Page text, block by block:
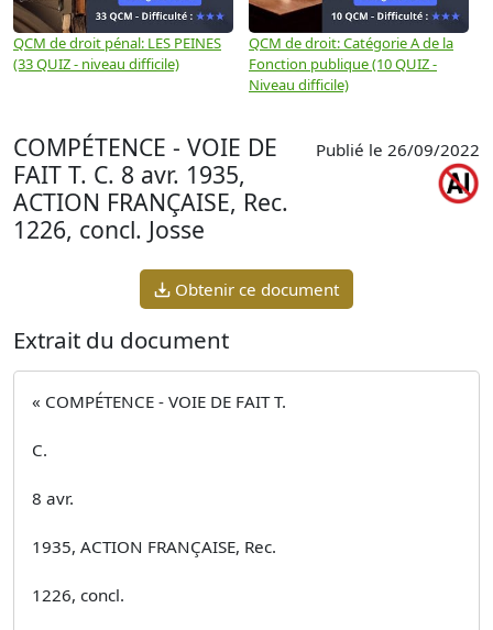
QCM de droit pénal: LES PEINES
(33 QUIZ - niveau difficile)
QCM de droit: Catégorie A de la
Fonction publique (10 QUIZ -
Niveau difficile)
COMPÉTENCE - VOIE DE
FAIT T. C. 8 avr. 1935,
ACTION FRANÇAISE, Rec.
1226, concl. Josse
Publié le 26/09/2022
Obtenir ce document
Extrait du document
« COMPÉTENCE - VOIE DE FAIT T.
C.
8 avr.
1935, ACTION FRANÇAISE, Rec.
1226, concl.